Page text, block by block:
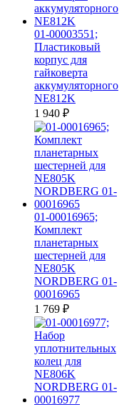
01-00003551;
Пластиковый
корпус для
гайковерта
аккумуляторного
NE812K
1 940 ₽
01-00016965;
Комплект
планетарных
шестерней для
NE805K
NORDBERG 01-
00016965
1 769 ₽